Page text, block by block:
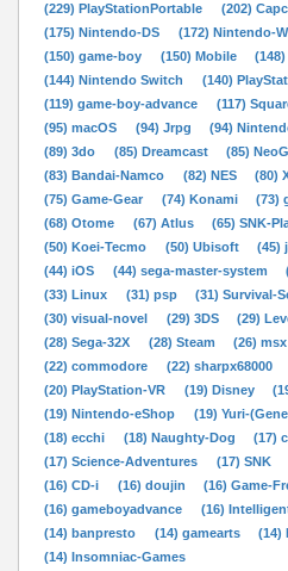
(229) PlayStationPortable
(202)
(175) Nintendo-DS
(172) Nintendo-
(150) game-boy
(150) Mobile
(144) Nintendo Switch
(140)
(119) game-boy-advance
(117)
(95) macOS
(94) Jrpg (94)
(89) 3do
(85) Dreamcast (85)
(83) Bandai-Namco
(82) NES (80)
(75) Game-Gear
(74) Konami (73)
(68) Otome
(67) Atlus (65) SNK-
(50) Koei-Tecmo
(50) Ubisoft (45)
(44) iOS
(44) sega-master-system
(33) Linux
(31) psp
(31) Survival-
(30) visual-novel
(29) 3DS (29)
(28) Sega-32X
(28) Steam (26) msx
(22) commodore
(22) sharpx68000
(20) PlayStation-VR
(19) Disney
(19) Nintendo-eShop
(19) Yuri-
(18) ecchi
(18) Naughty-Dog
(17)
(17) Science-Adventures
(17) SNK
(16) CD-i
(16) doujin (16) Game-
(16) gameboyadvance
(16)
(14) banpresto
(14) gamearts
(14)
(14) Insomniac-Games